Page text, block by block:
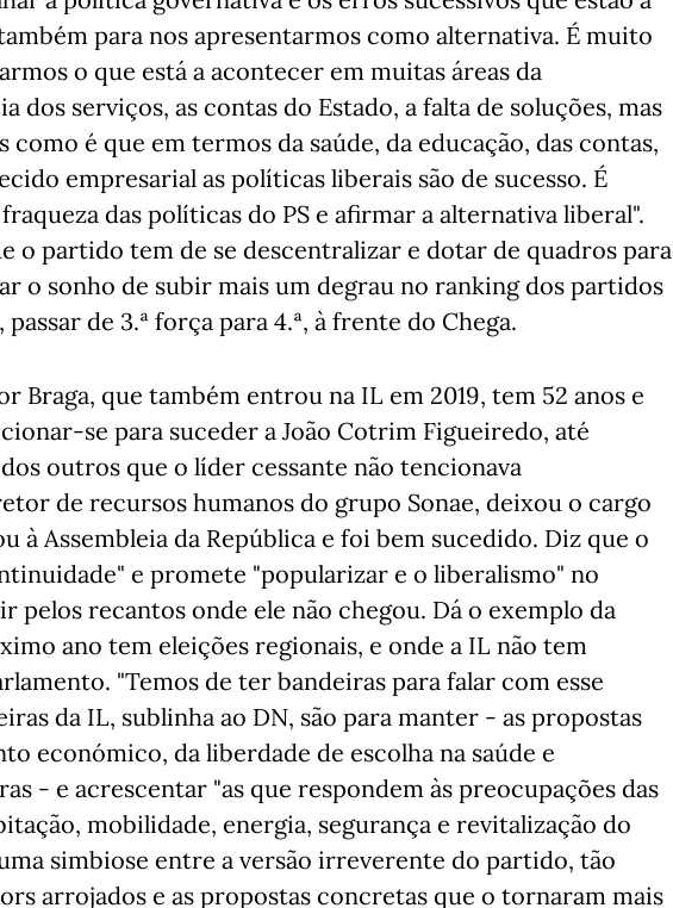
para nos apresentarmos como alternativa. É muito
o que está a acontecer em muitas áreas da
dos serviços, as contas do Estado, a falta de soluções, mas
é que em termos da saúde, da educação, das contas,
empresarial as políticas liberais são de sucesso. É
das políticas do PS e afirmar a alternativa liberal".
o partido tem de se descentralizar e dotar de quadros para
o sonho de subir mais um degrau no ranking dos partidos
de 3.ª força para 4.ª, à frente do Chega.
Braga, que também entrou na IL em 2019, tem 52 anos e
se para suceder a João Cotrim Figueiredo, até
outros que o líder cessante não tencionava
de recursos humanos do grupo Sonae, deixou o cargo
à Assembleia da República e foi bem sucedido. Diz que o
e promete "popularizar e o liberalismo" no
pelos recantos onde ele não chegou. Dá o exemplo da
ano tem eleições regionais, e onde a IL não tem
"Temos de ter bandeiras para falar com esse
da IL, sublinha ao DN, são para manter - as propostas
económico, da liberdade de escolha na saúde e
- e acrescentar "as que respondem às preocupações das
mobilidade, energia, segurança e revitalização do
simbiose entre a versão irreverente do partido, tão
arrojados e as propostas concretas que o tornaram mais